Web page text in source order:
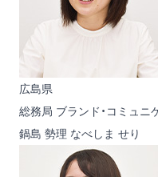
広島県
総務局 ブランド・コミュ
鍋島 勢理 なべしま せり